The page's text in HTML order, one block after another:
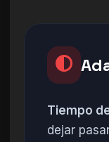
Tiempo
dejar